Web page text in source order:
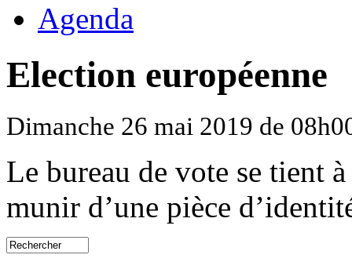
Agenda
Election européenne
Dimanche 26 mai 2019 de
Le bureau de vote se tient
munir d’une pièce